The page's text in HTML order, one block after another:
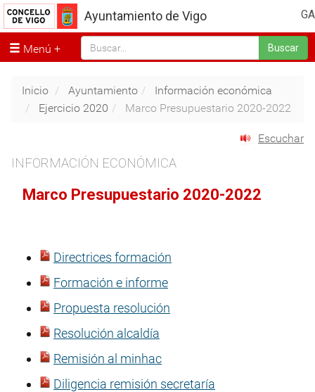
GA
Ayuntamiento de Vigo
Menú Buscar
Inicio Ayuntamiento
Información económica
Ejercicio 2020
Marco Presupuestario 2020-2022
Escuchar
INFORMACIÓN ECONÓMICA
Marco Presupuestario 2020-2022
Directrices formación
Formación e informe
Propuesta resolución
Resolución alcaldía
Remisión al minhac
Diligencia remisión secretaría